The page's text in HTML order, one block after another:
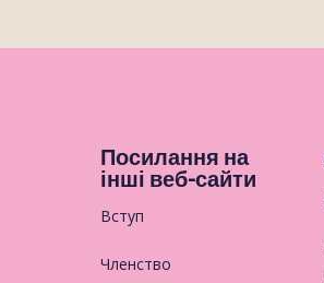
Посилання на
інші веб-сайти
Вступ
Членство